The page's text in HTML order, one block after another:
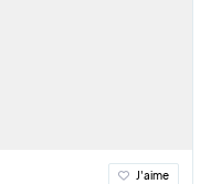
J'aime